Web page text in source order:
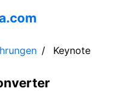
Keynote